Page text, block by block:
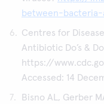
between-bacteria-
Centres for
Antibiotic Do’s &
https://
Accessed: 14
Bisno AL, Gerber